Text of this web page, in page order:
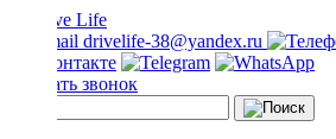
drivelife-38@yandex.ru
Заказать звонок